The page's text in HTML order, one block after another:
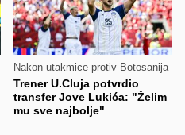
Nakon utakmice protiv Botosanija
Trener U.Cluja potvrdio
transfer Jove Lukića: "Želim
mu sve najbolje"